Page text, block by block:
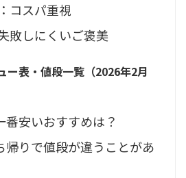
コスパ重視
敗しにくいご褒美
ー表・値段一覧（2026年2月
番安いおすすめは？
帰りで値段が違うことがあ